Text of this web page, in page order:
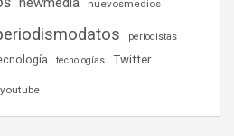
nuevosmedios
periodistas
tecnologías Twitter
youtube